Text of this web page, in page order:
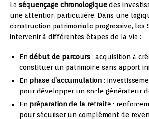
Le séquençage chronologique des
une attention particulière. Dans une
construction patrimoniale progressive, les
intervenir à différentes étapes de la vie :
En début de parcours : acquisition à
constituer un patrimoine sans apport
En phase d’accumulation :
pour développer un socle générateur
En préparation de la retraite :
pour sécuriser un complément de